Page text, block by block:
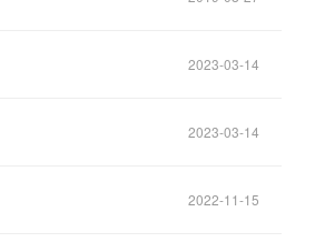
2023-03-14
2023-03-14
2022-11-15